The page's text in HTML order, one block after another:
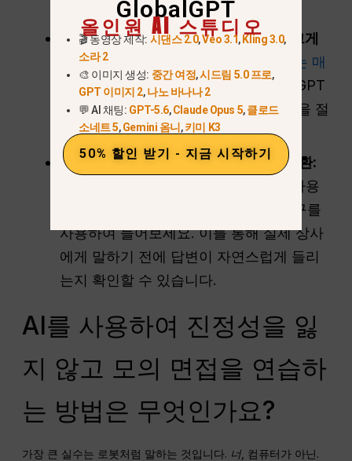
할 수 있습니다.
$5.8 기본 요금제를 사용하면 비용을 크게
절감할 수 있습니다:
개별 AI 웹사이트는 매
월 $20 이상의 비용이 듭니다.
. GlobalGPT
에서는 단 $5.8로 시작할 수 있어 비용을 절
약하고 싶은 구직자에게 적합합니다.
전문적인 워크플로우를 위한 원활한 전환:
인터뷰 스크립트를 작성한 다음 즉시 사용
오디오 도구를
사용하여 들어보세요. 이를 통해 실제 상사
에게 말하기 전에 답변이 자연스럽게 들리
는지 확인할 수 있습니다.
AI를 사용하여 진정성을 잃
지 않고 모의 면접을 연습하
는 방법은 무엇인가요?
가장 큰 실수는 로봇처럼 말하는 것입니다. 너 , 컴퓨터가 아닌.
GlobalGPT
올인원 AI 스튜디오
🎬 동영상 제작: 시댄스 2.0,Veo 3.1,Kling 3.0,
소라 2
🎨 이미지 생성: 중간 여정,시드림 5.0 프로,
GPT 이미지 2,나노 바나나 2
💬 AI 채팅: GPT-5.6,Claude Opus 5,클로드
소네트 5,Gemini 옴니,키미 K3
50% 할인 받기 - 지금 시작하기